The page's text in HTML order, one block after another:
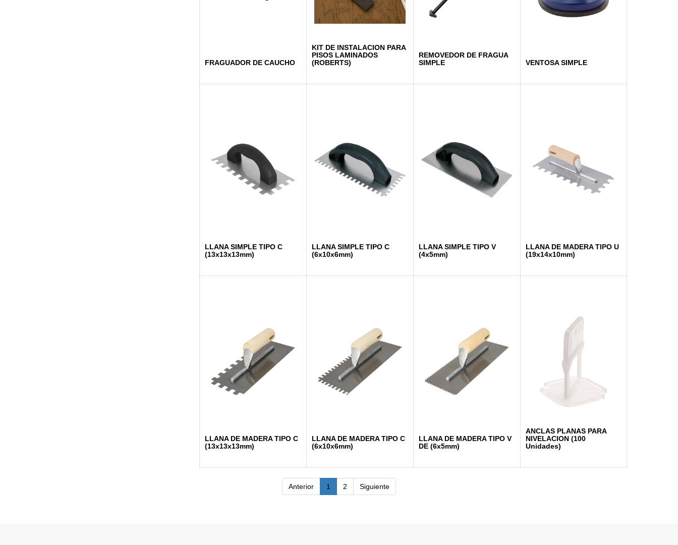
FRAGUADOR DE CAUCHO
KIT DE INSTALACION PARA
PISOS LAMINADOS
(ROBERTS)
REMOVEDOR DE FRAGUA
SIMPLE
VENTOSA SIMPLE
LLANA SIMPLE TIPO C
(13x13x13mm)
LLANA SIMPLE TIPO C
(6x10x6mm)
LLANA SIMPLE TIPO V
(4x5mm)
LLANA DE MADERA TIPO U
(19x14x10mm)
LLANA DE MADERA TIPO C
(13x13x13mm)
LLANA DE MADERA TIPO C
(6x10x6mm)
LLANA DE MADERA TIPO V
DE (6x5mm)
ANCLAS PLANAS PARA
NIVELACION (100
Unidades)
Anterior 1 2 Siguiente